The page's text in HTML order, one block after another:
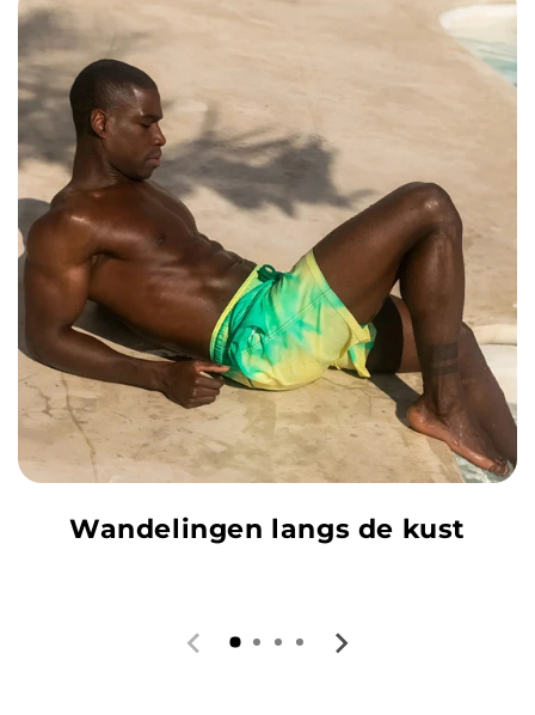
Wandelingen langs de kust